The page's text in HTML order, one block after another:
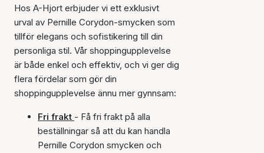
Hos A-Hjort erbjuder vi ett exklusivt
urval av Pernille Corydon-smycken som
tillför elegans och sofistikering till din
personliga stil. Vår shoppingupplevelse
är både enkel och effektiv, och vi ger dig
flera fördelar som gör din
shoppingupplevelse ännu mer gynnsam:
Fri frakt - Få fri frakt på alla
beställningar så att du kan handla
Pernille Corydon smycken och